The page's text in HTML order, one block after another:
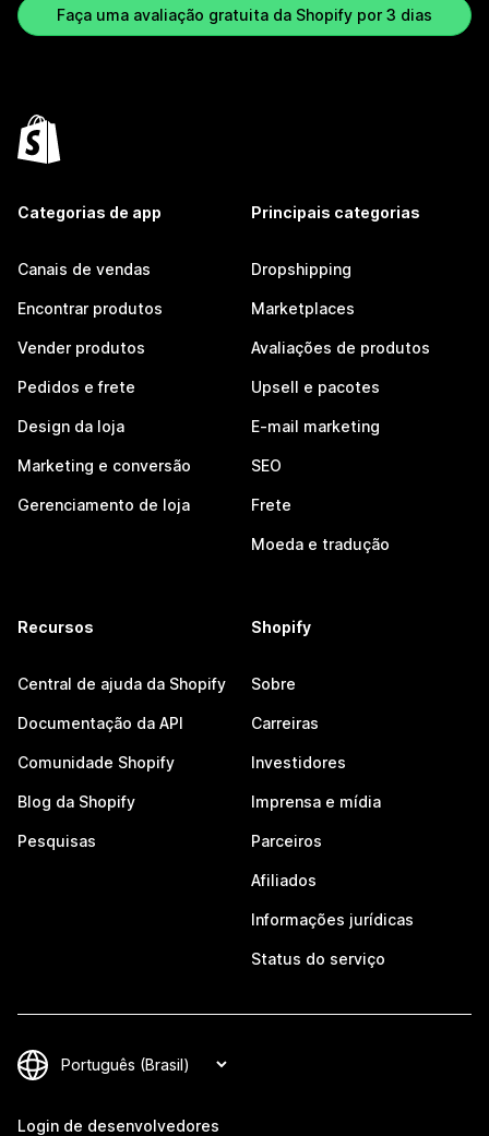
Faça uma avaliação gratuita da Shopify por 3 dias
Categorias de app
Canais de vendas
Encontrar produtos
Vender produtos
Pedidos e frete
Design da loja
Marketing e conversão
Gerenciamento de loja
Principais categorias
Dropshipping
Marketplaces
Avaliações de produtos
Upsell e pacotes
E-mail marketing
SEO
Frete
Moeda e tradução
Recursos
Central de ajuda da Shopify
Documentação da API
Comunidade Shopify
Blog da Shopify
Pesquisas
Shopify
Sobre
Carreiras
Investidores
Imprensa e mídia
Parceiros
Afiliados
Informações jurídicas
Status do serviço
Login de desenvolvedores